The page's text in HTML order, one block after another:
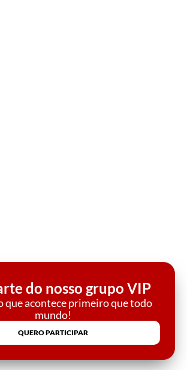
do nosso grupo VIP
que acontece primeiro que todo
mundo!
QUERO PARTICIPAR